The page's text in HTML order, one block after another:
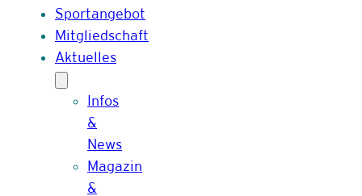
Sportangebot
Mitgliedschaft
Aktuelles
Infos
&
News
Magazin
&